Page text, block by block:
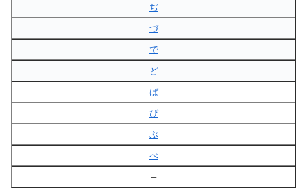
ぢ
づ
で
ど
ば
び
ぶ
べ
–